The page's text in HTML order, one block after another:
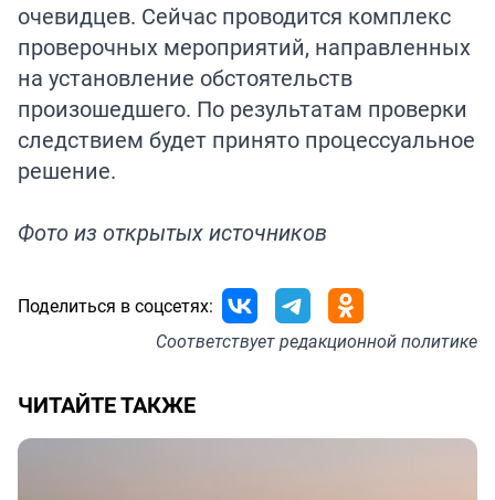
очевидцев. Сейчас проводится комплекс
проверочных мероприятий, направленных
на установление обстоятельств
произошедшего. По результатам проверки
следствием будет принято процессуальное
решение.
Фото из открытых источников
Поделиться в соцсетях:
Соответствуетредакционной политике
ЧИТАЙТЕ ТАКЖЕ